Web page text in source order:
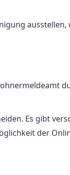
ausstellen,
Es gibt
der